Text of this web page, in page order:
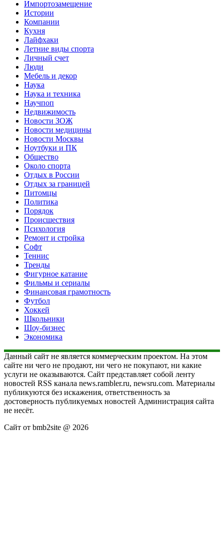
Импортозамещение
Истории
Компании
Кухня
Лайфхаки
Летние виды спорта
Личный счет
Люди
Мебель и декор
Наука
Наука и техника
Научпоп
Недвижимость
Новости ЗОЖ
Новости медицины
Новости Москвы
Ноутбуки и ПК
Общество
Около спорта
Отдых в России
Отдых за границей
Питомцы
Политика
Порядок
Происшествия
Психология
Ремонт и стройка
Софт
Теннис
Тренды
Фигурное катание
Фильмы и сериалы
Финансовая грамотность
Футбол
Хоккей
Школьники
Шоу-бизнес
Экономика
Данный сайт не является коммерческим проектом. На этом
сайте ни чего не продают, ни чего не покупают, ни какие
услуги не оказываются. Сайт представляет собой ленту
новостей RSS канала news.rambler.ru, newsru.com. Материалы
публикуются без искажения, ответственность за
достоверность публикуемых новостей Администрация сайта
не несёт.
Сайт от bmb2site @ 2026